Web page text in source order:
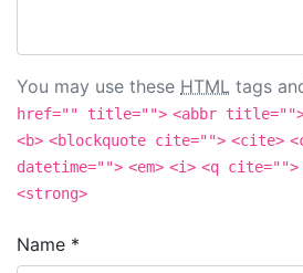
You may use these HTML tags
href="" title=""> <abbr
<b> <blockquote cite=""> <cite>
datetime=""> <em> <i> <q cite="">
<strong>
Name *